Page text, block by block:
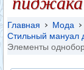
Главная Мода
Стильный мануал
Элементы